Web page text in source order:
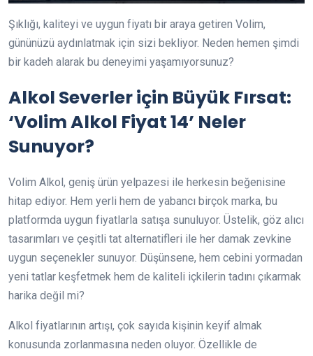
Şıklığı, kaliteyi ve uygun fiyatı bir araya getiren Volim,
gününüzü aydınlatmak için sizi bekliyor. Neden hemen şimdi
bir kadeh alarak bu deneyimi yaşamıyorsunuz?
Alkol Severler için Büyük Fırsat:
‘Volim Alkol Fiyat 14’ Neler
Sunuyor?
Volim Alkol, geniş ürün yelpazesi ile herkesin beğenisine
hitap ediyor. Hem yerli hem de yabancı birçok marka, bu
platformda uygun fiyatlarla satışa sunuluyor. Üstelik, göz alıcı
tasarımları ve çeşitli tat alternatifleri ile her damak zevkine
uygun seçenekler sunuyor. Düşünsene, hem cebini yormadan
yeni tatlar keşfetmek hem de kaliteli içkilerin tadını çıkarmak
harika değil mi?
Alkol fiyatlarının artışı, çok sayıda kişinin keyif almak
konusunda zorlanmasına neden oluyor. Özellikle de